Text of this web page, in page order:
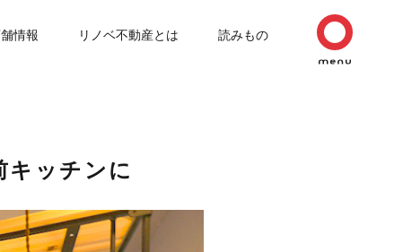
情報 リノベ不動産とは 読みもの
キッチンに